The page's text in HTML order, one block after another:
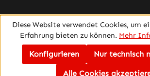
Diese Website verwendet Cookies, um
Erfahrung bieten zu können. Mehr
Nur technisch
Konfigurieren
Alle Cookies